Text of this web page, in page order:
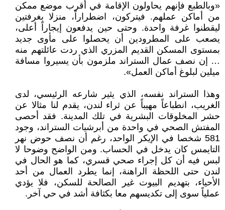
«وبالطبع فإنهم يحاولون الإقامة في أقرب موضع ممكن
من أماكن عملهم. فيتركون، اضطراراً، منزلا بغرفتين
ليقطنوا غرفة واحدة. وحتى حين يدفعون إيجاراً أعلى،
يصعب على المطرودين أن يحصلوا على مأوى جدید
بمستوى المسكن القديم المزري الذي ردت عائلتهم منه
… إن نصف عمال الستراند ملزمون بأن يسيروا مسافة
ميلين لبلوغ أماكن العمل».
وهذا الستراند نفسه، الذي يثير شارعه الرئيسي، لدى
الغريب، انطباعاً مهيباً عن ثراء لندن، يقدم لنا مثالا عن
حشر المخلوقات البشرية في تلك المدينة. فقد أحصى
المفتش الصحي في واحدة من أبرشيات الستراند، وجود
581 شخصا في الإيكر الواحد، رغم أن نصف حوض نهر
التايمس كان يدخل في الحساب. ومن الواضح وضوحا لا
لبس فيه أن كل إجراء صحي قسري، كما هو الحال في
لندن حتى اللحظة الراهنة، إنما يطرد العمال من أحد
الأحياء، بتهديم البيوت غير الصالحة للسكن، فلا يؤدي
عملياً سوى إلى تكديسهم معا بكثافة أشد في حي آخر.